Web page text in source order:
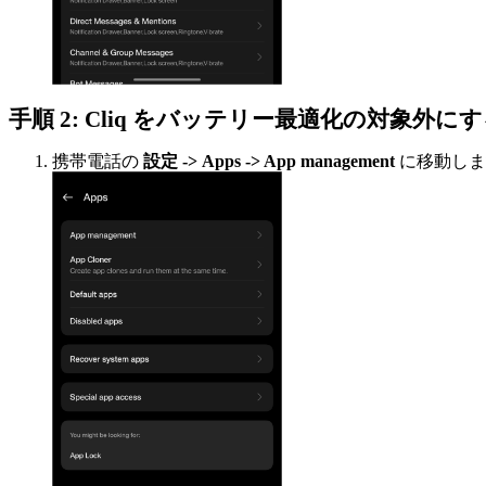
手順 2: Cliq をバッテリー最適化の対象外にす
携帯電話の 設定 -> Apps -> App management に移動しま